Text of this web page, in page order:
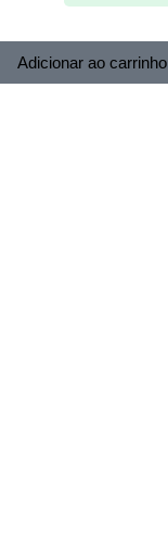
Adicionar ao carrinho